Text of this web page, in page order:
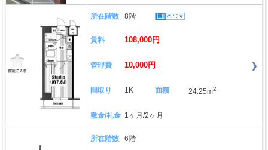
所在階数 8階
賃料 108,000円
管理費 10,000円
間取り 1K 面積 24.25m2
敷金/礼金 1ヶ月/2ヶ月
所在階数 6階